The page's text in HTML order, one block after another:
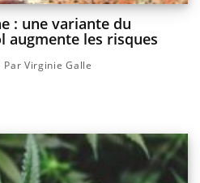
: une variante du
augmente les risques
Par Virginie Galle